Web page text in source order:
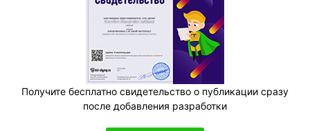
Получите бесплатно свидетельство о публикации сразу
после добавления разработки